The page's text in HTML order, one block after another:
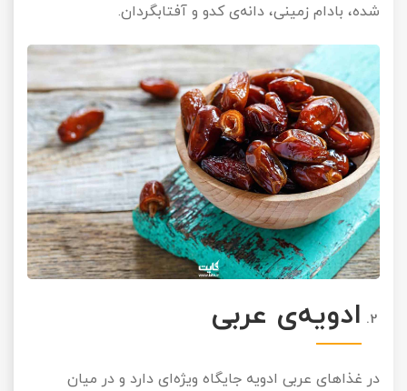
شده، بادام زمینی، دانه‌ی کدو و آفتابگردان.
ادویه‌ی عربی
در غذاهای عربی ادویه جایگاه ویژه‌ای دارد و در میان